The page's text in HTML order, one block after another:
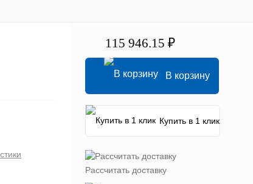
115 946.15 ₽
В корзину
Купить в 1 клик
Рассчитать доставку